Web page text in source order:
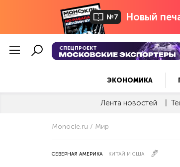
№7 Новый
СПЕЦПРОЕКТ
ЭКОНОМИКА
Лента новостей
Monocle.ru Мир
СЕВЕРНАЯ АМЕРИКА КИТАЙ И США